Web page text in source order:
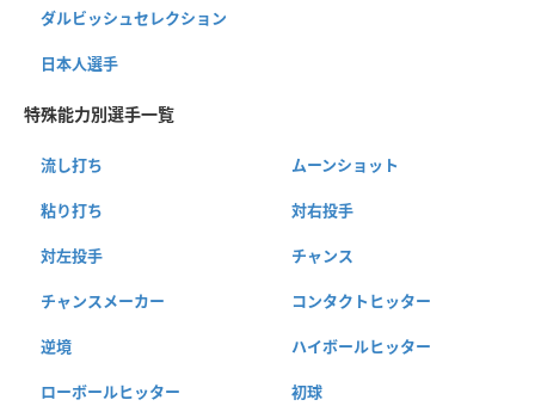
ダルビッシュセレクション
日本人選手
特殊能力別選手一覧
流し打ち ムーンショット
粘り打ち 対右投手
対左投手 チャンス
チャンスメーカー コンタクトヒッター
逆境 ハイボールヒッター
ローボールヒッター 初球